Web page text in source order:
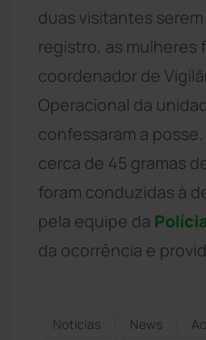
duas visitantes
registro, as mulheres
coordenador de
Operacional da
confessaram a
cerca de 45 gramas
foram conduzidas à
pela equipe da
da ocorrência e
Notícias News